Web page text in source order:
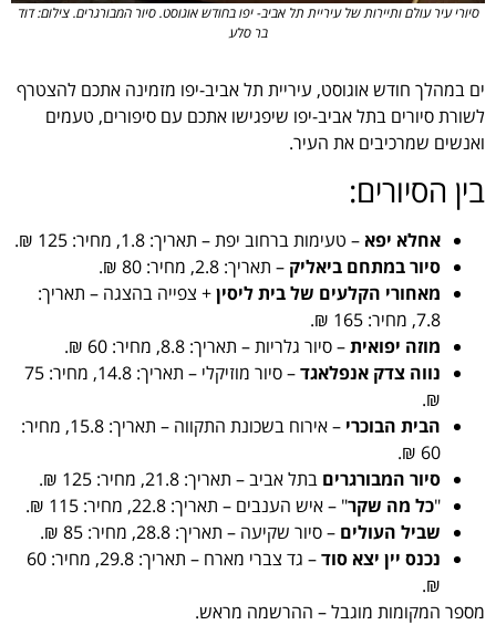
סיורי עיר עולם ותיירות של עיריית תל אביב- יפו בחודש אוגוסט. סיור המבורגרים. צילום: דוד
בר סלע
ים במהלך חודש אוגוסט, עיריית תל אביב-יפו מזמינה אתכם להצטרף
לשורת סיורים בתל אביב-יפו שיפגישו אתכם עם סיפורים, טעמים
ואנשים שמרכיבים את העיר.
בין הסיורים:
אחלא יפא – טעימות ברחוב יפת – תאריך: 1.8, מחיר: 125 ₪.
סיור במתחם ביאליק – תאריך: 2.8, מחיר: 80 ₪.
מאחורי הקלעים של בית ליסין+ צפייה בהצגה – תאריך:
7.8, מחיר: 165 ₪.
מוזה יפואית– סיור גלריות – תאריך: 8.8, מחיר: 60 ₪.
נווה צדק אנפלאגד
– סיור מוזיקלי – תאריך: 14.8, מחיר: 75
₪.
הבית הבוכרי
– אירוח בשכונת התקווה – תאריך: 15.8, מחיר:
60 ₪.
סיור המבורגרים בתל אביב – תאריך: 21.8, מחיר: 125 ₪.
"כל מה שקר" – איש הענבים – תאריך: 22.8, מחיר: 115 ₪.
שביל העולים – סיור שקיעה – תאריך: 28.8, מחיר: 85 ₪.
נכנס יין יצא סוד
– גד צברי מארח – תאריך: 29.8, מחיר: 60
₪.
מספר המקומות מוגבל – ההרשמה מראש.